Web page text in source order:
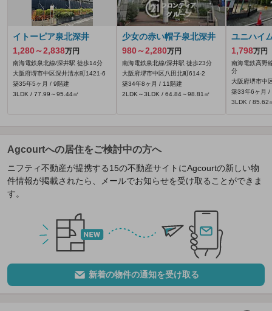
イトーピア泉北深井
1,280～2,838万円
南海電鉄泉北線/深井駅 徒歩14分
大阪府堺市中区深井清水町1421‐6
築35年5ヶ月 / 9階建
3LDK / 77.99～95.44㎡
少女の赤い帽子泉北深井
980～2,280万円
南海電鉄泉北線/深井駅 徒歩23分
大阪府堺市中区八田北町614‐2
築34年8ヶ月 / 11階建
2LDK～3LDK / 64.84～98.81㎡
ユニハイ
1,798万円
南海電鉄高野
分
大阪府堺市中
築33年6ヶ月 /
3LDK / 85.62
Agcourtへの居住をご検討中の方へ
ニフティ不動産が提携する15の不動産サイトにAgcourtの新しい物
件情報が掲載されたら、メールでお知らせを受け取ることができま
す。
新着の物件の通知を受け取る